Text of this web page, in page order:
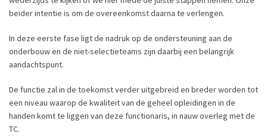
beider intentie is om de overeenkomst daarna te verlengen.
In deze eerste fase ligt de nadruk op de ondersteuning aan de
onderbouw en de niet-selectieteams zijn daarbij een belangrijk
aandachtspunt.
De functie zal in de toekomst verder uitgebreid en breder worden tot
een niveau waarop de kwaliteit van de geheel opleidingen in de
handen komt te liggen van deze functionaris, in nauw overleg met de
TC.